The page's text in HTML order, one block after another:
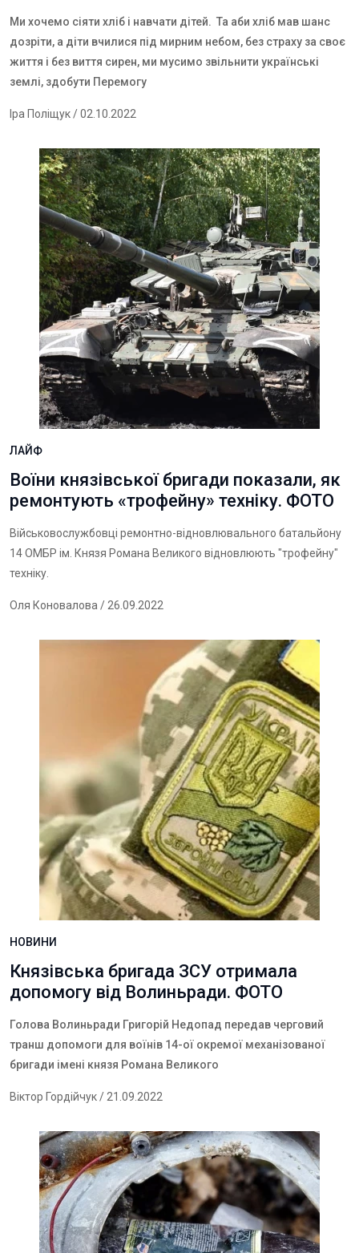
Ми хочемо сіяти хліб і навчати дітей. Та аби хліб мав шанс
дозріти, а діти вчилися під мирним небом, без страху за своє
життя і без виття сирен, ми мусимо звільнити українські
землі, здобути Перемогу
Іра Поліщук/ 02.10.2022
ЛАЙФ
Воїни князівської бригади показали, як
ремонтують «трофейну» техніку. ФОТО
Військовослужбовці ремонтно-відновлювального батальйону
14 ОМБР ім. Князя Романа Великого відновлюють "трофейну"
техніку.
Оля Коновалова / 26.09.2022
НОВИНИ
Князівська бригада ЗСУ отримала
допомогу від Волиньради. ФОТО
Голова Волиньради Григорій Недопад передав черговий
транш допомоги для воїнів 14-ої окремої механізованої
бригади імені князя Романа Великого
Віктор Гордійчук/ 21.09.2022